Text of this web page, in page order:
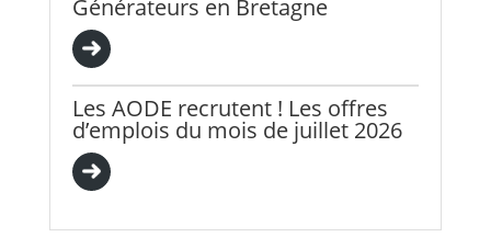
Générateurs en Bretagne
Les AODE recrutent ! Les offres
d’emplois du mois de juillet 2026